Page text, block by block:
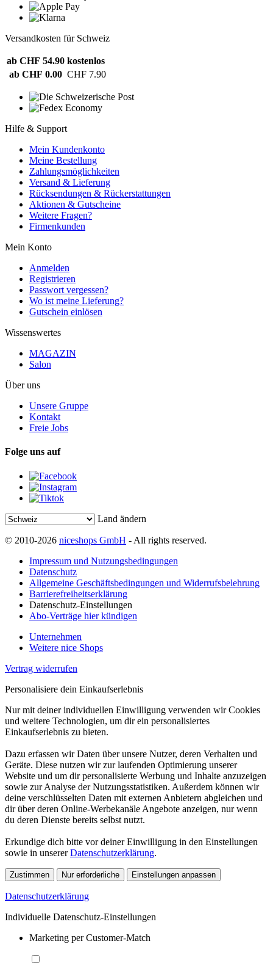
Versandkosten für Schweiz
ab CHF 54.90 kostenlos
ab CHF 0.00 CHF 7.90
Hilfe & Support
Mein Kundenkonto
Meine Bestellung
Zahlungsmöglichkeiten
Versand & Lieferung
Rücksendungen & Rückerstattungen
Aktionen & Gutscheine
Weitere Fragen?
Firmenkunden
Mein Konto
Anmelden
Registrieren
Passwort vergessen?
Wo ist meine Lieferung?
Gutschein einlösen
Wissenswertes
MAGAZIN
Salon
Über uns
Unsere Gruppe
Kontakt
Freie Jobs
Folge uns auf
Land ändern
© 2010-2026 niceshops GmbH - All rights reserved.
Impressum und Nutzungsbedingungen
Datenschutz
Allgemeine Geschäftsbedingungen und Widerrufsbelehrung
Barrierefreiheitserklärung
Datenschutz-Einstellungen
Abo-Verträge hier kündigen
Unternehmen
Weitere nice Shops
Vertrag widerrufen
Personalisiere dein Einkaufserlebnis
Nur mit deiner individuellen Einwilligung verwenden wir Cookies
und weitere Technologien, um dir ein personalisiertes
Einkaufserlebnis zu bieten.
Dazu erfassen wir Daten über unsere Nutzer, deren Verhalten und
Geräte. Diese nutzen wir zur laufenden Optimierung unserer
Website und um dir personalisierte Werbung und Inhalte anzuzeigen
sowie zur Analyse der Nutzungsstatistiken. Außerdem können wir
deine verschlüsselten Daten mit externen Anbietern abgleichen und
dir über deren Online-Werbekanäle Angebote anzeigen, nur wenn
du deren Dienste bereits selbst nutzt.
Erkundige dich bitte vor deiner Einwilligung in den Einstellungen
sowie in unsererDatenschutzerklärung.
Zustimmen Nur erforderliche Einstellungen anpassen
Datenschutzerklärung
Individuelle Datenschutz-Einstellungen
Marketing per Customer-Match